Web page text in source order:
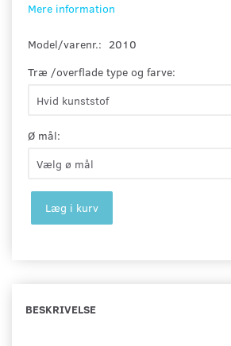
Mere information
Model/varenr.: 2010
Træ /overflade type og farve:
Ø mål:
Læg i kurv
BESKRIVELSE